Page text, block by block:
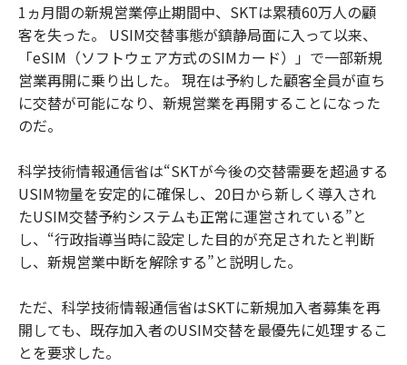
1ヵ月間の新規営業停止期間中、SKTは累積60万人の顧
客を失った。 USIM交替事態が鎮静局面に入って以来、
「eSIM（ソフトウェア方式のSIMカード）」で一部新規
営業再開に乗り出した。 現在は予約した顧客全員が直ち
に交替が可能になり、新規営業を再開することになった
のだ。
科学技術情報通信省は“SKTが今後の交替需要を超過する
USIM物量を安定的に確保し、20日から新しく導入され
たUSIM交替予約システムも正常に運営されている”と
し、“行政指導当時に設定した目的が充足されたと判断
し、新規営業中断を解除する”と説明した。
ただ、科学技術情報通信省はSKTに新規加入者募集を再
開しても、既存加入者のUSIM交替を最優先に処理するこ
とを要求した。